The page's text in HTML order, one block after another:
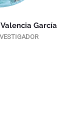
García